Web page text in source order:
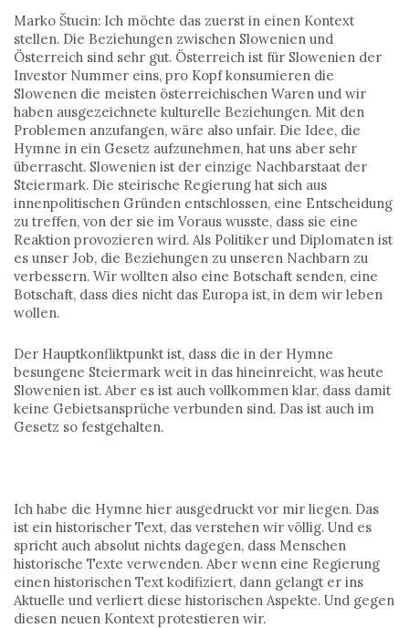
Marko Štucin: Ich möchte das zuerst in einen Kontext
stellen. Die Beziehungen zwischen Slowenien und
Österreich sind sehr gut. Österreich ist für Slowenien der
Investor Nummer eins, pro Kopf konsumieren die
Slowenen die meisten österreichischen Waren und wir
haben ausgezeichnete kulturelle Beziehungen. Mit den
Problemen anzufangen, wäre also unfair. Die Idee, die
Hymne in ein Gesetz aufzunehmen, hat uns aber sehr
überrascht. Slowenien ist der einzige Nachbarstaat der
Steiermark. Die steirische Regierung hat sich aus
innenpolitischen Gründen entschlossen, eine Entscheidung
zu treffen, von der sie im Voraus wusste, dass sie eine
Reaktion provozieren wird. Als Politiker und Diplomaten ist
es unser Job, die Beziehungen zu unseren Nachbarn zu
verbessern. Wir wollten also eine Botschaft senden, eine
Botschaft, dass dies nicht das Europa ist, in dem wir leben
wollen.
Der Hauptkonfliktpunkt ist, dass die in der Hymne
besungene Steiermark weit in das hineinreicht, was heute
Slowenien ist. Aber es ist auch vollkommen klar, dass damit
keine Gebietsansprüche verbunden sind. Das ist auch im
Gesetz so festgehalten.
Ich habe die Hymne hier ausgedruckt vor mir liegen. Das
ist ein historischer Text, das verstehen wir völlig. Und es
spricht auch absolut nichts dagegen, dass Menschen
historische Texte verwenden. Aber wenn eine Regierung
einen historischen Text kodifiziert, dann gelangt er ins
Aktuelle und verliert diese historischen Aspekte. Und gegen
diesen neuen Kontext protestieren wir.